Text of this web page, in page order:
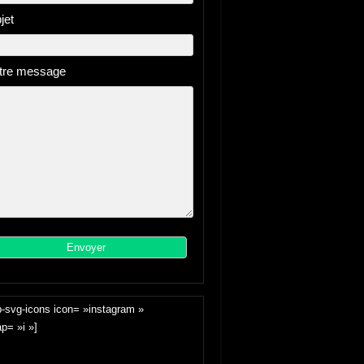
message
svg-icons icon= »instagram »
»i »]